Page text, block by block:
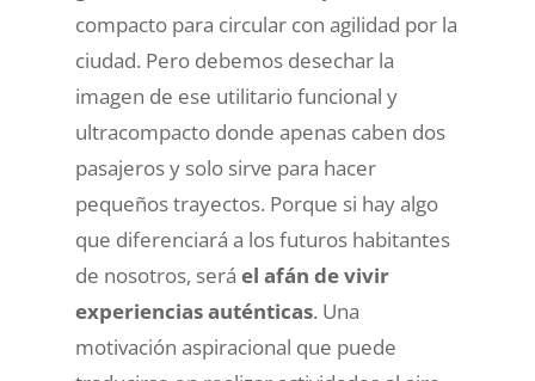
compacto para circular con agilidad por la
ciudad. Pero debemos desechar la
imagen de ese utilitario funcional y
ultracompacto donde apenas caben dos
pasajeros y solo sirve para hacer
pequeños trayectos. Porque si hay algo
que diferenciará a los futuros habitantes
de nosotros, será el afán de vivir
experiencias auténticas. Una
motivación aspiracional que puede